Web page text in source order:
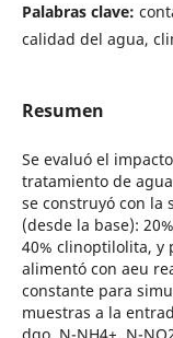
Palabras clave:
calidad del agua,
Resumen
Se evaluó el
tratamiento de
se construyó con la
(desde la base):
40% clinoptilolita, y
alimentó con aeu
constante para
muestras a la